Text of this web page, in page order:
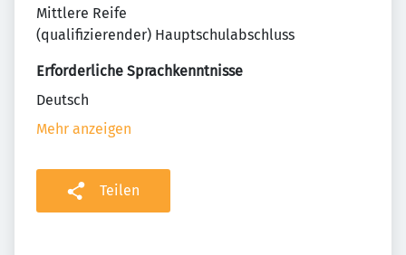
Mittlere Reife
(qualifizierender) Hauptschulabschluss
Erforderliche Sprachkenntnisse
Deutsch
Mehr anzeigen
Teilen